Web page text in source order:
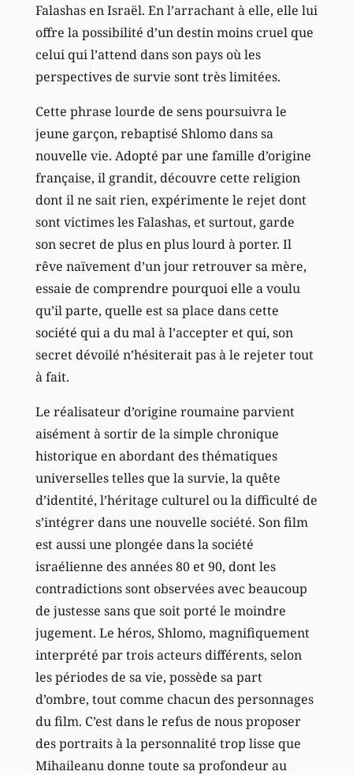
Falashas en Israël. En l’arrachant à elle, elle lui
offre la possibilité d’un destin moins cruel que
celui qui l’attend dans son pays où les
perspectives de survie sont très limitées.
Cette phrase lourde de sens poursuivra le
jeune garçon, rebaptisé Shlomo dans sa
nouvelle vie. Adopté par une famille d’origine
française, il grandit, découvre cette religion
dont il ne sait rien, expérimente le rejet dont
sont victimes les Falashas, et surtout, garde
son secret de plus en plus lourd à porter. Il
rêve naïvement d’un jour retrouver sa mère,
essaie de comprendre pourquoi elle a voulu
qu’il parte, quelle est sa place dans cette
société qui a du mal à l’accepter et qui, son
secret dévoilé n’hésiterait pas à le rejeter tout
à fait.
Le réalisateur d’origine roumaine parvient
aisément à sortir de la simple chronique
historique en abordant des thématiques
universelles telles que la survie, la quête
d’identité, l’héritage culturel ou la difficulté de
s’intégrer dans une nouvelle société. Son film
est aussi une plongée dans la société
israélienne des années 80 et 90, dont les
contradictions sont observées avec beaucoup
de justesse sans que soit porté le moindre
jugement. Le héros, Shlomo, magnifiquement
interprété par trois acteurs différents, selon
les périodes de sa vie, possède sa part
d’ombre, tout comme chacun des personnages
du film. C’est dans le refus de nous proposer
des portraits à la personnalité trop lisse que
Mihaileanu donne toute sa profondeur au